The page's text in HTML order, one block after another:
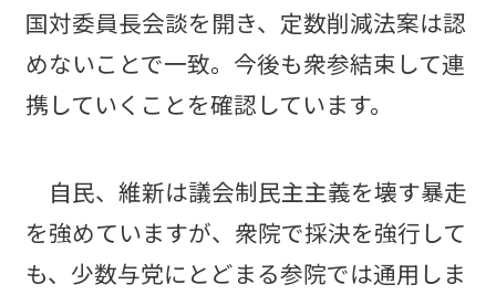
国対委員長会談を開き、定数削減法案は認
めないことで一致。今後も衆参結束して連
携していくことを確認しています。
自民、維新は議会制民主主義を壊す暴走
を強めていますが、衆院で採決を強行して
も、少数与党にとどまる参院では通用しま